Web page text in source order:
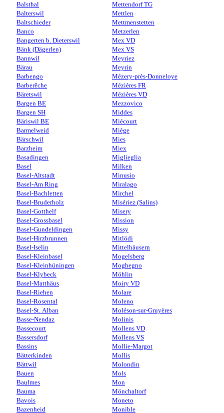
Balsthal
Balterswil
Baltschieder
Banco
Bangerten b. Dieterswil
Bänk (Dägerlen)
Bannwil
Bärau
Barbengo
Barberêche
Bäretswil
Bargen BE
Bargen SH
Bäriswil BE
Barmelweid
Bärschwil
Barzheim
Basadingen
Basel
Basel-Altstadt
Basel-Am Ring
Basel-Bachletten
Basel-Bruderholz
Basel-Gotthelf
Basel-Grossbasel
Basel-Gundeldingen
Basel-Hirzbrunnen
Basel-Iselin
Basel-Kleinbasel
Basel-Kleinhüningen
Basel-Klybeck
Basel-Matthäus
Basel-Riehen
Basel-Rosental
Basel-St. Alban
Basse-Nendaz
Bassecourt
Bassersdorf
Bassins
Bätterkinden
Bättwil
Bauen
Baulmes
Bauma
Bavois
Bazenheid
Mettendorf TG
Mettlen
Mettmenstetten
Metzerlen
Mex VD
Mex VS
Meyriez
Meyrin
Mézery-près-Donneloye
Mézières FR
Mézières VD
Mezzovico
Middes
Miécourt
Miège
Mies
Miex
Miglieglia
Milken
Minusio
Miralago
Mirchel
Misériez (Salins)
Misery
Mission
Missy
Mitlödi
Mittelhäusern
Mogelsberg
Moghegno
Möhlin
Moiry VD
Molare
Moleno
Moléson-sur-Gruyères
Molinis
Mollens VD
Mollens VS
Mollie-Margot
Mollis
Molondin
Mols
Mon
Mönchaltorf
Moneto
Monible